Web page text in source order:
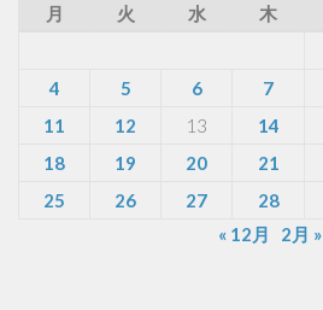
月
火 水 木
4
5 6 7
11
12 13 14
18
19 20 21
25
26 27 28
« 12月
2月 »